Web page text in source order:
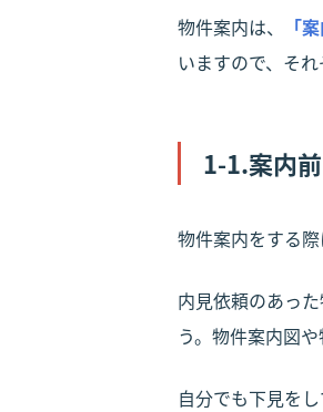
物件案内は、 「
いますので、そ
1-1.案内
物件案内をする
内見依頼のあった
う。物件案内図
自分でも下見を